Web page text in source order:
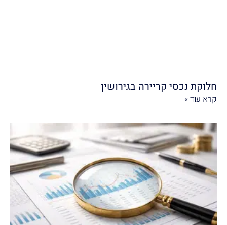
חלוקת נכסי קריירה בגירושין
קרא עוד »